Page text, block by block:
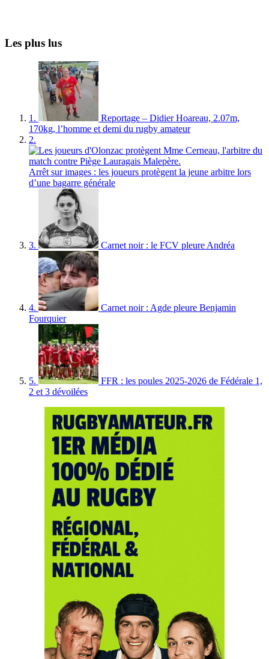
Les plus lus
1.
Reportage – Didier Hoareau, 2.07m,
170kg, l’homme et demi du rugby amateur
2.
Arrêt sur images : les joueurs protègent la jeune arbitre lors
d’une bagarre générale
3. Carnet noir : le FCV pleure Andréa
4.
Carnet noir : Agde pleure Benjamin
Fourquier
5.
FFR : les poules 2025-2026 de Fédérale 1,
2 et 3 dévoilées